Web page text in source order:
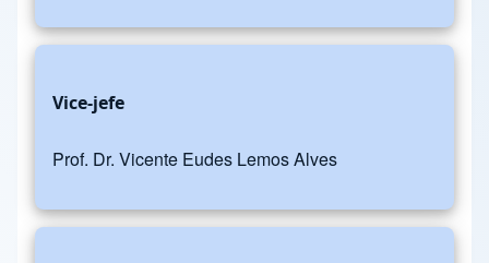
Vice-jefe
Prof. Dr. Vicente Eudes Lemos Alves